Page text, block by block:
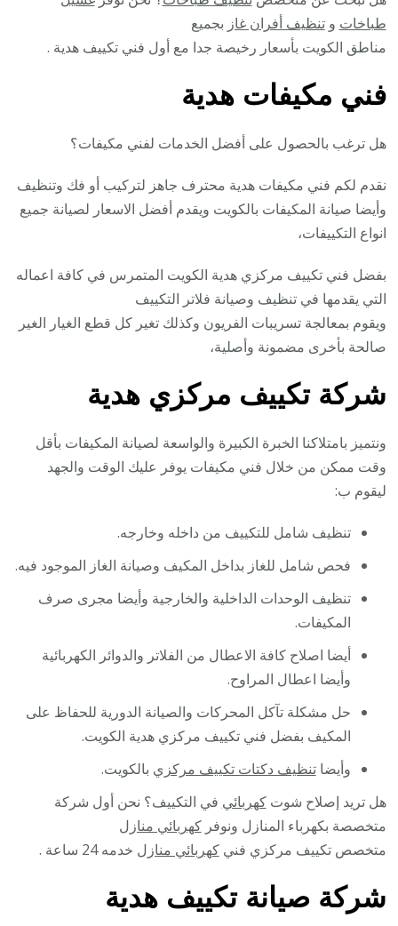
طباخات وتنظيف أفران غاز بجميع
مناطق الكويت بأسعار رخيصة جدا مع أول فني تكييف هدية .
فني مكيفات هدية
هل ترغب بالحصول على أفضل الخدمات لفني مكيفات؟
نقدم لكم فني مكيفات هدية محترف جاهز لتركيب أو فك وتنظيف
وأيضا صيانة المكيفات بالكويت ويقدم أفضل الاسعار لصيانة جميع
انواع التكييفات،
بفضل فني تكييف مركزي هدية الكويت المتمرس في كافة اعماله
التي يقدمها في تنظيف وصيانة فلاتر التكييف
ويقوم بمعالجة تسريبات الفريون وكذلك تغير كل قطع الغيار الغير
صالحة بأخرى مضمونة وأصلية،
شركة تكييف مركزي هدية
ونتميز بامتلاكنا الخبرة الكبيرة والواسعة لصيانة المكيفات بأقل
وقت ممكن من خلال فني مكيفات يوفر عليك الوقت والجهد
ليقوم ب:
تنظيف شامل للتكييف من داخله وخارجه.
فحص شامل للغاز بداخل المكيف وصيانة الغاز الموجود فيه.
تنظيف الوحدات الداخلية والخارجية وأيضا مجرى صرف
المكيفات.
أيضا اصلاح كافة الاعطال من الفلاتر والدوائر الكهربائية
وأيضا اعطال المراوح.
حل مشكلة تآكل المحركات والصيانة الدورية للحفاظ على
المكيف بفضل فني تكييف مركزي هدية الكويت.
وأيضاتنظيف دكتات تكييف مركزي بالكويت.
هل تريد إصلاح شوتكهربائي في التكييف؟ نحن أول شركة
متخصصة بكهرباء المنازل ونوفركهربائي منازل
متخصص تكييف مركزي فنيكهربائي منازل خدمه 24 ساعة .
شركة صيانة تكييف هدية